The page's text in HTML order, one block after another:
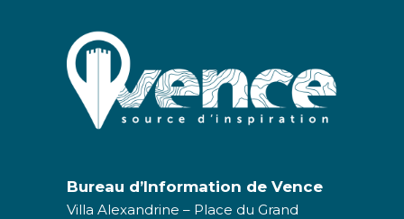
Bureau d’Information de Vence
Villa Alexandrine – Place du Grand